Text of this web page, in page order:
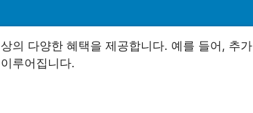
의 다양한 혜택을 제공합니다. 예를 들어, 추가
루어집니다.